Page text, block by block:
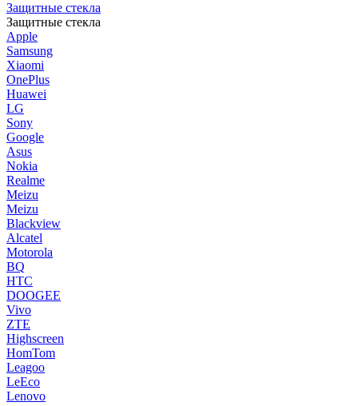
Защитные стекла
Защитные стекла
Apple
Samsung
Xiaomi
OnePlus
Huawei
LG
Sony
Google
Asus
Nokia
Realme
Meizu
Meizu
Blackview
Alcatel
Motorola
BQ
HTC
DOOGEE
Vivo
ZTE
Highscreen
HomTom
Leagoo
LeEco
Lenovo